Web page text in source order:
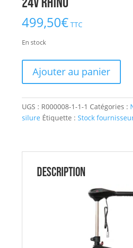
499,50€ TTC
En stock
Electrique
Silure
VX
24V
RHINO
Ajouter au panier
UGS : R000008-1-1-1 Catégories :
silure Étiquette : Stock
Description